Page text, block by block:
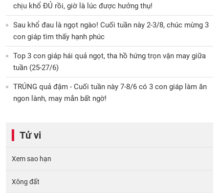
chịu khổ ĐỦ rồi, giờ là lúc được hưởng thụ!
Sau khổ đau là ngọt ngào! Cuối tuần này 2-3/8, chúc mừng 3
con giáp tìm thấy hạnh phúc
Top 3 con giáp hái quả ngọt, tha hồ hứng trọn vận may giữa
tuần (25-27/6)
TRÚNG quả đậm - Cuối tuần này 7-8/6 có 3 con giáp làm ăn
ngon lành, may mắn bất ngờ!
Tử vi
Xem sao hạn
Xông đất